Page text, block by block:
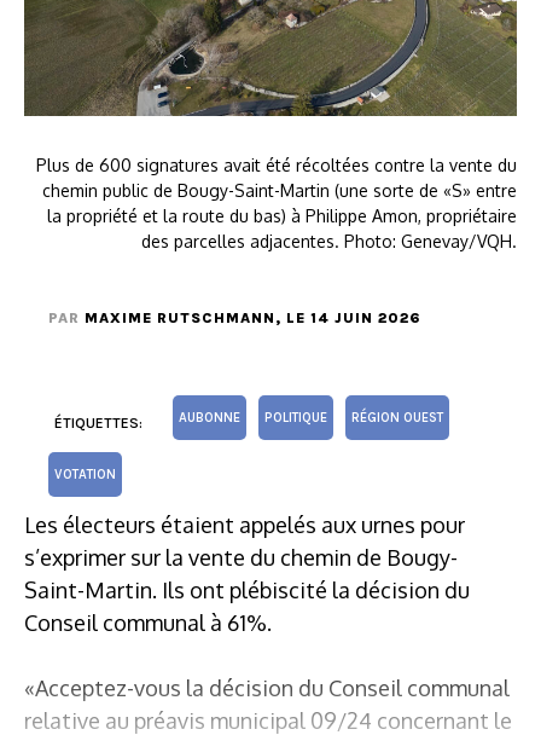
Plus de 600 signatures avait été récoltées contre la vente du
chemin public de Bougy-Saint-Martin (une sorte de «S» entre
la propriété et la route du bas) à Philippe Amon, propriétaire
des parcelles adjacentes. Photo: Genevay/VQH.
PAR MAXIME RUTSCHMANN , LE 14 JUIN 2026
ÉTIQUETTES: AUBONNE POLITIQUE RÉGION OUEST
VOTATION
Les électeurs étaient appelés aux urnes pour
s’exprimer sur la vente du chemin de Bougy-
Saint-Martin. Ils ont plébiscité la décision du
Conseil communal à 61%.
«Acceptez-vous la décision du Conseil communal
relative au préavis municipal 09/24 concernant le